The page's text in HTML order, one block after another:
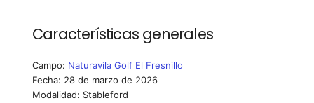
Características generales
Campo: Naturavila Golf El Fresnillo
Fecha: 28 de marzo de 2026
Modalidad: Stableford